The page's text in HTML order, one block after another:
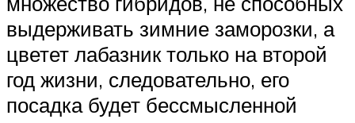
выдерживать зимние заморозки, а
цветет лабазник только на второй
год жизни, следовательно, его
посадка будет бессмысленной